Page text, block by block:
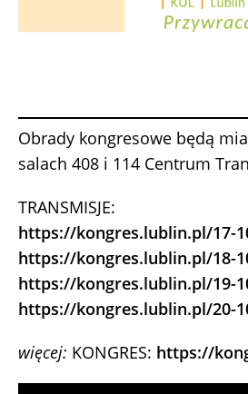
Obrady kongresowe będą
salach 408 i 114 Centrum
TRANSMISJE:
https://kongres.lublin.pl/17-
https://kongres.lublin.pl/18-
https://kongres.lublin.pl/19-
https://kongres.lublin.pl/20-
więcej: KONGRES: https://